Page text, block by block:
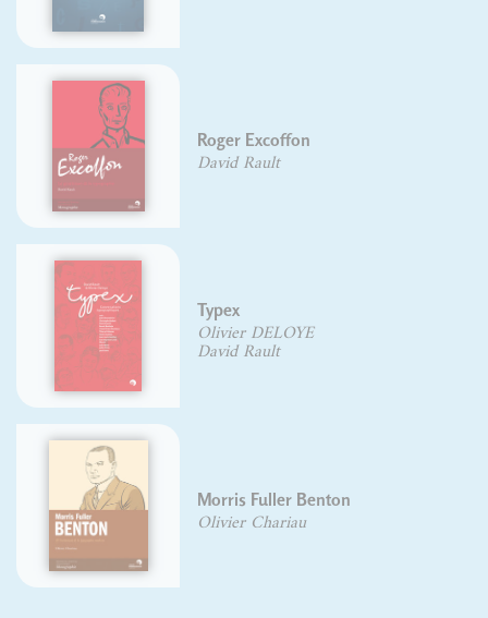
Roger Excoffon
David Rault
Typex
Olivier DELOYE
David Rault
Morris Fuller Benton
Olivier Chariau